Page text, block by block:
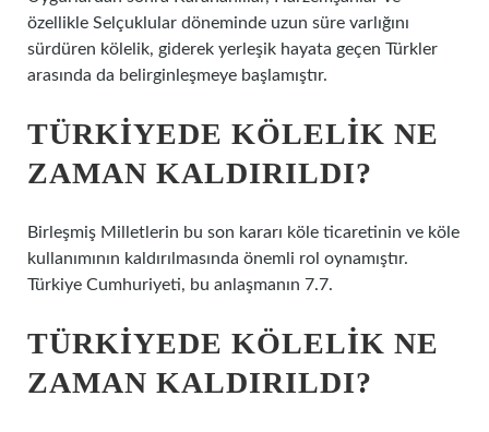
özellikle Selçuklular döneminde uzun süre varlığını
sürdüren kölelik, giderek yerleşik hayata geçen Türkler
arasında da belirginleşmeye başlamıştır.
TÜRKIYEDE KÖLELIK NE
ZAMAN KALDIRILDI?
Birleşmiş Milletlerin bu son kararı köle ticaretinin ve köle
kullanımının kaldırılmasında önemli rol oynamıştır.
Türkiye Cumhuriyeti, bu anlaşmanın 7.7.
TÜRKIYEDE KÖLELIK NE
ZAMAN KALDIRILDI?